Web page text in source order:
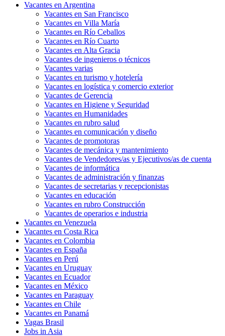
Vacantes en Argentina
Vacantes en San Francisco
Vacantes en Villa María
Vacantes en Río Ceballos
Vacantes en Río Cuarto
Vacantes en Alta Gracia
Vacantes de ingenieros o técnicos
Vacantes varias
Vacantes en turismo y hotelería
Vacantes en logística y comercio exterior
Vacantes de Gerencia
Vacantes en Higiene y Seguridad
Vacantes en Humanidades
Vacantes en rubro salud
Vacantes en comunicación y diseño
Vacantes de promotoras
Vacantes de mecánica y mantenimiento
Vacantes de Vendedores/as y Ejecutivos/as de cuenta
Vacantes de informática
Vacantes de administración y finanzas
Vacantes de secretarias y recepcionistas
Vacantes en educación
Vacantes en rubro Construcción
Vacantes de operarios e industria
Vacantes en Venezuela
Vacantes en Costa Rica
Vacantes en Colombia
Vacantes en España
Vacantes en Perú
Vacantes en Uruguay
Vacantes en Ecuador
Vacantes en México
Vacantes en Paraguay
Vacantes en Chile
Vacantes en Panamá
Vagas Brasil
Jobs in Asia